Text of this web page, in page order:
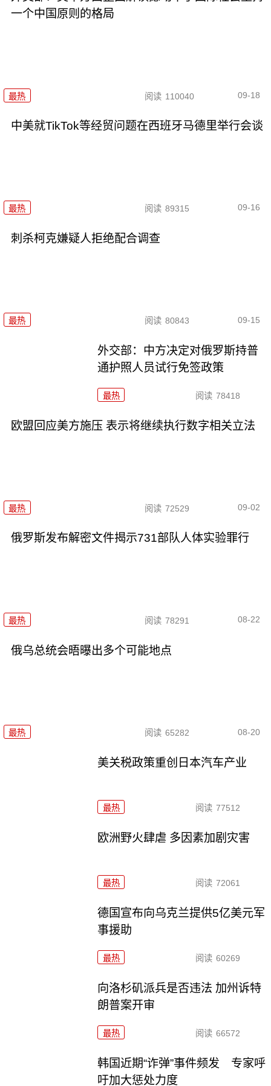
一个中国原则的格局
最热 阅读 110040 09-18
中美就TikTok等经贸问题在西班牙马德里举行会谈
最热 阅读 89315 09-16
刺杀柯克嫌疑人拒绝配合调查
最热 阅读 80843 09-15
外交部：中方决定对俄罗斯持普
通护照人员试行免签政策
最热 阅读 78418
欧盟回应美方施压 表示将继续执行数字相关立法
最热 阅读 72529 09-02
俄罗斯发布解密文件揭示731部队人体实验罪行
最热 阅读 78291 08-22
俄乌总统会晤曝出多个可能地点
最热 阅读 65282 08-20
美关税政策重创日本汽车产业
最热 阅读 77512
欧洲野火肆虐 多因素加剧灾害
最热 阅读 72061
德国宣布向乌克兰提供5亿美元军
事援助
最热 阅读 60269
向洛杉矶派兵是否违法 加州诉特
朗普案开审
最热 阅读 66572
韩国近期“诈弹”事件频发 专家呼
吁加大惩处力度